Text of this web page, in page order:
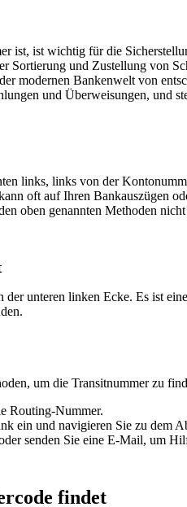
ist wichtig für die
Sortierung und Zustellung von
modernen Bankenwelt von
und Überweisungen, und
links, links von der
oft auf Ihren Bankauszügen
oben genannten Methoden
unteren linken Ecke. Es ist
um die Transitnummer zu
Routing-Nummer.
ein und navigieren Sie zu dem
senden Sie eine E-Mail, um
findet